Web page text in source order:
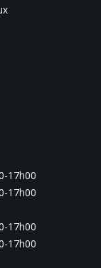
17h00
17h00
17h00
17h00